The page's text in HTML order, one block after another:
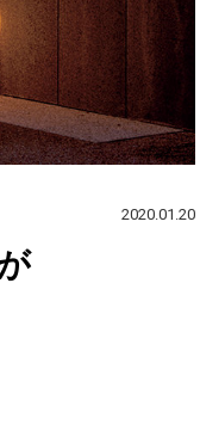
2020.01.20